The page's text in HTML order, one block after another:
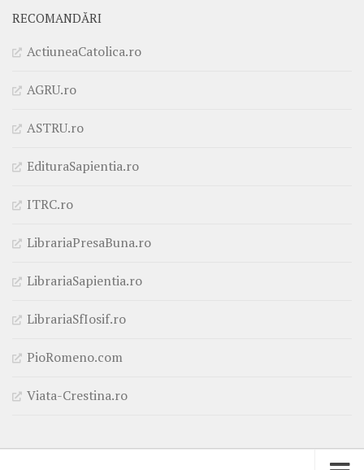
RECOMANDĂRI
ActiuneaCatolica.ro
AGRU.ro
ASTRU.ro
EdituraSapientia.ro
ITRC.ro
LibrariaPresaBuna.ro
LibrariaSapientia.ro
LibrariaSfIosif.ro
PioRomeno.com
Viata-Crestina.ro